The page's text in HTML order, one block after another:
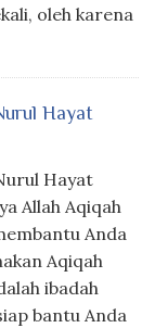
oleh karena
Hayat
Hayat
Allah Aqiqah
Anda
Aqiqah
ibadah
bantu Anda